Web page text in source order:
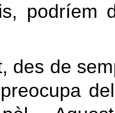
podríem
des de